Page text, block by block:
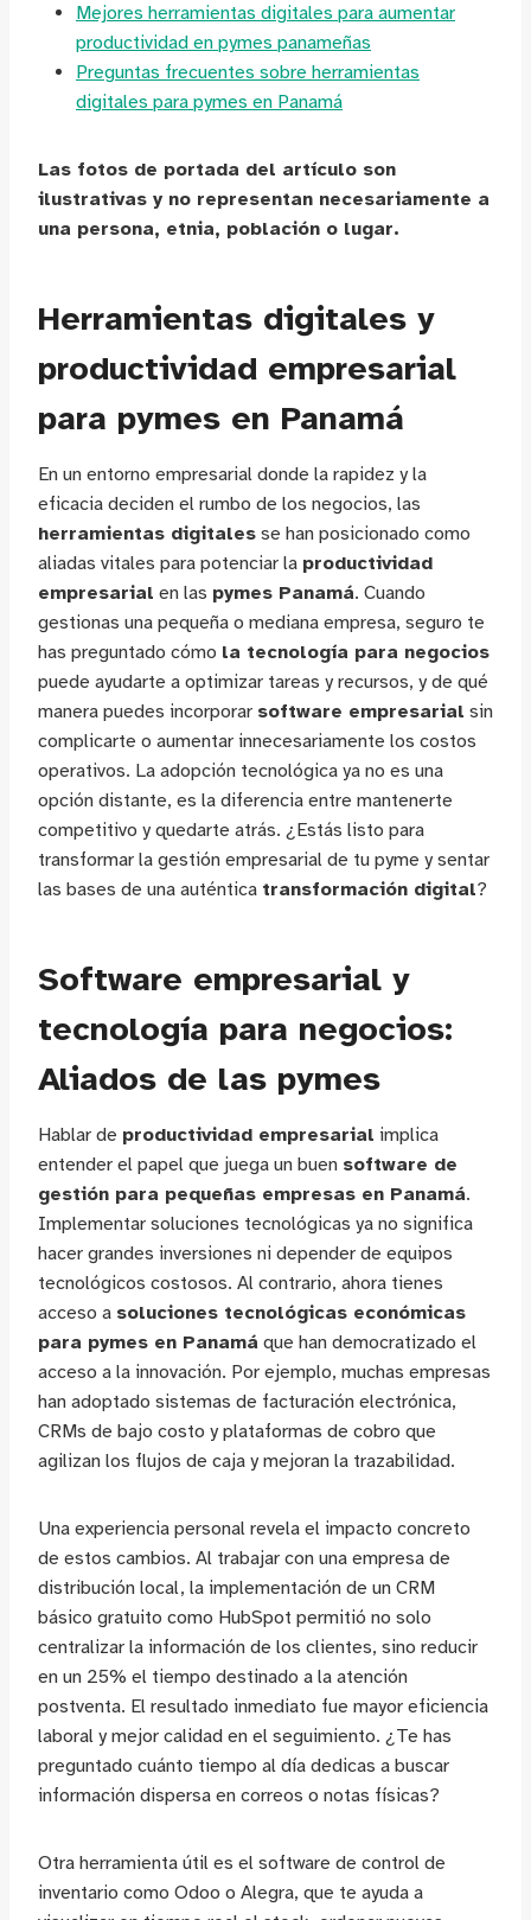
Mejores herramientas digitales para aumentar
productividad en pymes panameñas
Preguntas frecuentes sobre herramientas
digitales para pymes en Panamá
Las fotos de portada del artículo son
ilustrativas y no representan necesariamente a
una persona, etnia, población o lugar.
Herramientas digitales y
productividad empresarial
para pymes en Panamá
En un entorno empresarial donde la rapidez y la
eficacia deciden el rumbo de los negocios, las
herramientas digitales se han posicionado como
aliadas vitales para potenciar la productividad
empresarial en las pymes Panamá. Cuando
gestionas una pequeña o mediana empresa, seguro te
has preguntado cómo la tecnología para negocios
puede ayudarte a optimizar tareas y recursos, y de qué
manera puedes incorporar software empresarial sin
complicarte o aumentar innecesariamente los costos
operativos. La adopción tecnológica ya no es una
opción distante, es la diferencia entre mantenerte
competitivo y quedarte atrás. ¿Estás listo para
transformar la gestión empresarial de tu pyme y sentar
las bases de una auténtica transformación digital?
Software empresarial y
tecnología para negocios:
Aliados de las pymes
Hablar de productividad empresarial implica
entender el papel que juega un buen software de
gestión para pequeñas empresas en Panamá.
Implementar soluciones tecnológicas ya no significa
hacer grandes inversiones ni depender de equipos
tecnológicos costosos. Al contrario, ahora tienes
acceso a soluciones tecnológicas económicas
para pymes en Panamá que han democratizado el
acceso a la innovación. Por ejemplo, muchas empresas
han adoptado sistemas de facturación electrónica,
CRMs de bajo costo y plataformas de cobro que
agilizan los flujos de caja y mejoran la trazabilidad.
Una experiencia personal revela el impacto concreto
de estos cambios. Al trabajar con una empresa de
distribución local, la implementación de un CRM
básico gratuito como HubSpot permitió no solo
centralizar la información de los clientes, sino reducir
en un 25% el tiempo destinado a la atención
postventa. El resultado inmediato fue mayor eficiencia
laboral y mejor calidad en el seguimiento. ¿Te has
preguntado cuánto tiempo al día dedicas a buscar
información dispersa en correos o notas físicas?
Otra herramienta útil es el software de control de
inventario como Odoo o Alegra, que te ayuda a